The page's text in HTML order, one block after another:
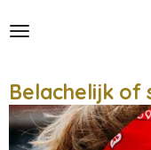
direct
hoofdinhoud
Belachelijk of